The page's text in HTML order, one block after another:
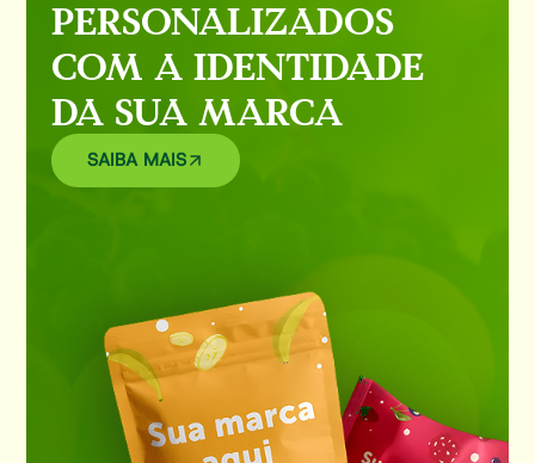
PERSONALIZADOS
COM A IDENTIDADE
DA SUA MARCA
SAIBA MAIS